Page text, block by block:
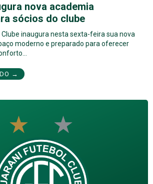
nova academia
sócios do clube
Clube inaugura nesta sexta-feira sua nova
moderno e preparado para oferecer
→